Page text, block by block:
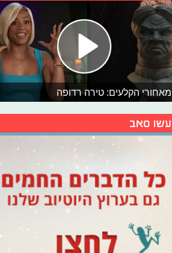
מאחורי הקלעים: טירה רדופה
עשו סאב